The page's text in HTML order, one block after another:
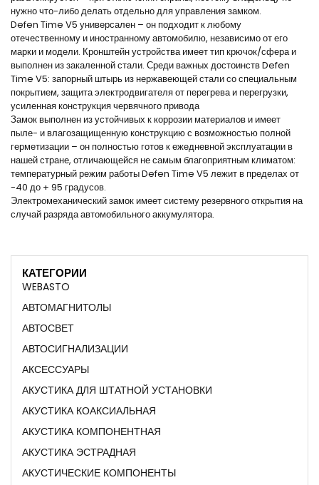
нужно что-либо делать отдельно для управления замком.
Defen Time V5 универсален – он подходит к любому
отечественному и иностранному автомобилю, независимо от его
марки и модели. Кронштейн устройства имеет тип крючок/сфера и
выполнен из закаленной стали. Среди важных достоинств Defen
Time V5: запорный штырь из нержавеющей стали со специальным
покрытием, защита электродвигателя от перегрева и перегрузки,
усиленная конструкция червячного привода
Замок выполнен из устойчивых к коррозии материалов и имеет
пыле- и влагозащищенную конструкцию с возможностью полной
герметизации – он полностью готов к ежедневной эксплуатации в
нашей стране, отличающейся не самым благоприятным климатом:
температурный режим работы Defen Time V5 лежит в пределах от
-40 до + 95 градусов.
Электромеханический замок имеет систему резервного открытия на
случай разряда автомобильного аккумулятора.
КАТЕГОРИИ
WEBASTO
АВТОМАГНИТОЛЫ
АВТОСВЕТ
АВТОСИГНАЛИЗАЦИИ
АКСЕССУАРЫ
АКУСТИКА ДЛЯ ШТАТНОЙ УСТАНОВКИ
АКУСТИКА КОАКСИАЛЬНАЯ
АКУСТИКА КОМПОНЕНТНАЯ
АКУСТИКА ЭСТРАДНАЯ
АКУСТИЧЕСКИЕ КОМПОНЕНТЫ